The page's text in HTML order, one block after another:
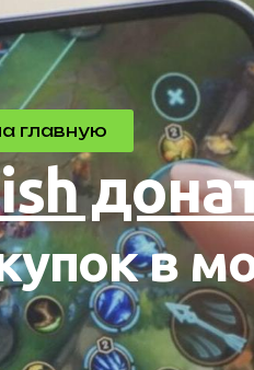
главную
в